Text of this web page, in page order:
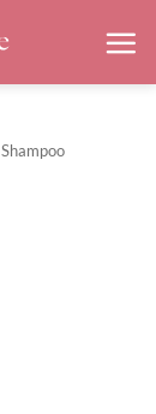
Shampoo